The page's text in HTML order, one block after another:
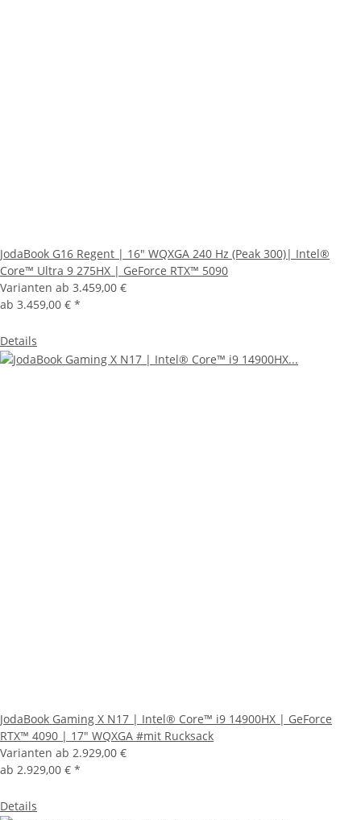
JodaBook G16 Regent | 16" WQXGA 240 Hz (Peak 300)| Intel®
Core™ Ultra 9 275HX | GeForce RTX™ 5090
Varianten ab 3.459,00 €
ab 3.459,00 € *
Details
JodaBook Gaming X N17 | Intel® Core™ i9 14900HX | GeForce
RTX™ 4090 | 17" WQXGA #mit Rucksack
Varianten ab 2.929,00 €
ab 2.929,00 € *
Details